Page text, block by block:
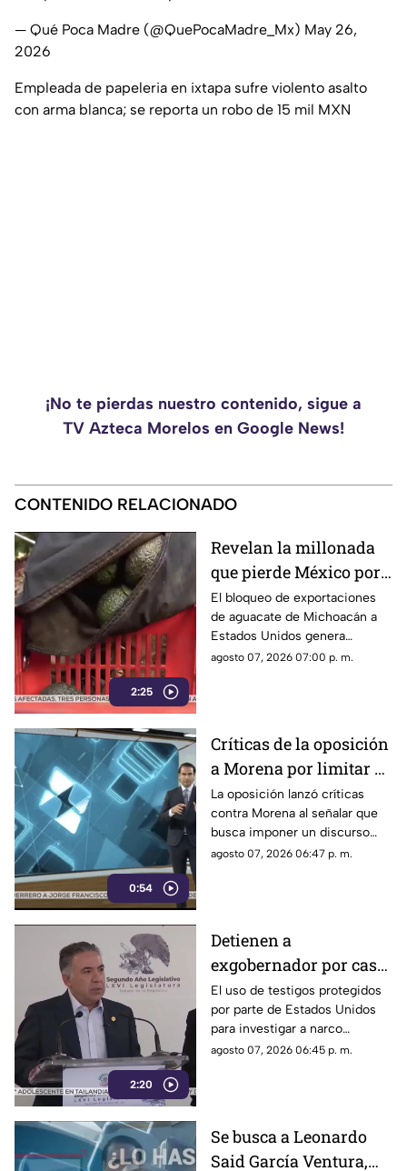
— Qué Poca Madre (@QuePocaMadre_Mx) May 26,
2026
Empleada de papeleria en ixtapa sufre violento asalto
con arma blanca; se reporta un robo de 15 mil MXN
¡No te pierdas nuestro contenido, sigue a
TV Azteca Morelos en Google News!
CONTENIDO RELACIONADO
2:25
Revelan la millonada
que pierde México por
el bloqueo de Estados
Unidos al aguacate de
Michoacán
El bloqueo de exportaciones
de aguacate de Michoacán a
Estados Unidos genera
pérdidas millonarias.
agosto 07, 2026 07:00 p. m.
0:54
Críticas de la oposición
a Morena por limitar el
debate político
La oposición lanzó críticas
contra Morena al señalar que
busca imponer un discurso
único y limitar las voces que
agosto 07, 2026 06:47 p. m.
2:20
Detienen a
exgobernador por caso
Ayotzinapa y desaforan
a alcaldes
El uso de testigos protegidos
por parte de Estados Unidos
para investigar a narco
políticos ha sido cuestionado
entre ellos Rubén Rocha y
Enrique Inzunza.
agosto 07, 2026 06:45 p. m.
Se busca a Leonardo
Said García Ventura,